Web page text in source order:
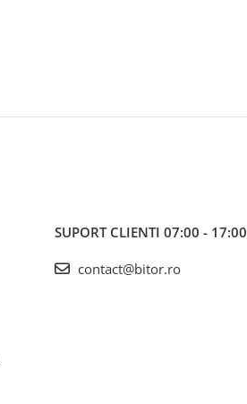
SUPORT CLIENTI 07:00 - 17:00
contact@bitor.ro